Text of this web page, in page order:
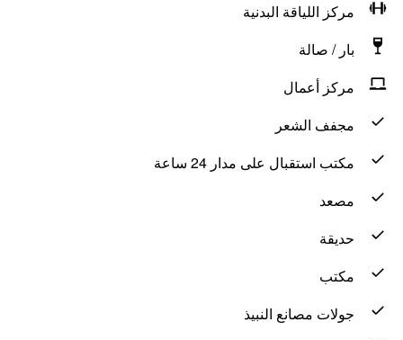
مركز اللياقة البدنية
بار / صالة
مركز أعمال
مجفف الشعر
مكتب استقبال على مدار 24 ساعة
مصعد
حديقة
مكتب
جولات مصانع النبيذ